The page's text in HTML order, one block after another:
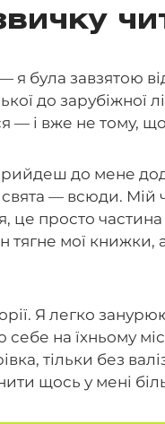
була завзятою
до зарубіжної
— і вже не тому,
до мене
свята — всюди.
це просто
тягне мої книжки,
Я легко
на їхньому
тільки без
щось у мені